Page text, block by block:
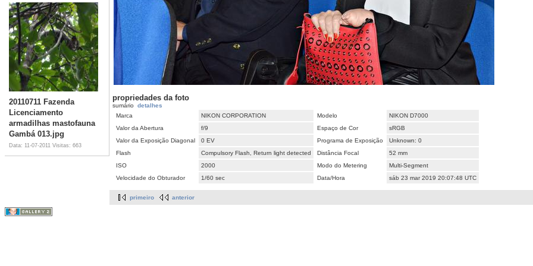
20110711 Fazenda
Licenciamento
armadilhas mastofauna
Gambá 013.jpg
Data: 11-07-2011 Visitas: 663
propriedades da foto
sumário detalhes
Marca
NIKON CORPORATION Modelo
NIKON D7000
Valor da Abertura
f/9 Espaço de Cor
sRGB
Valor da Exposição Diagonal
0 EV Programa de Exposição
Unknown: 0
Flash
Compulsory Flash, Return light detected Distância Focal
52 mm
ISO
2000 Modo do Metering
Multi-Segment
Velocidade do Obturador
1/60 sec Data/Hora sáb 23 mar 2019 20:07:48 UTC
primeiro anterior